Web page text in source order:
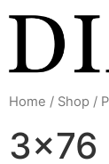
contenuto
Home / Shop /
3x76